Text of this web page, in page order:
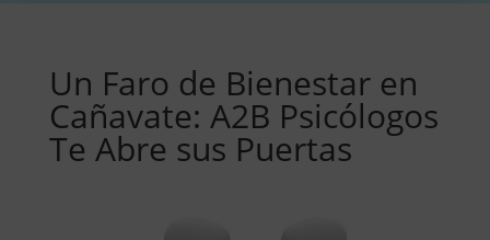
Un Faro de Bienestar en
Cañavate: A2B Psicólogos
Te Abre sus Puertas